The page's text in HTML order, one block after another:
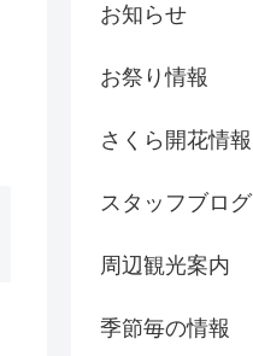
お知らせ
お祭り情報
さくら開花情報
スタッフブログ
周辺観光案内
季節毎の情報